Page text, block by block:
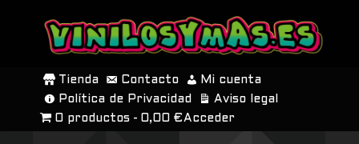
SALTAR
CONTENIDO
Tienda Contacto
Mi cuenta
Política de Privacidad
Aviso legal
0 productos
0,00 € Acceder